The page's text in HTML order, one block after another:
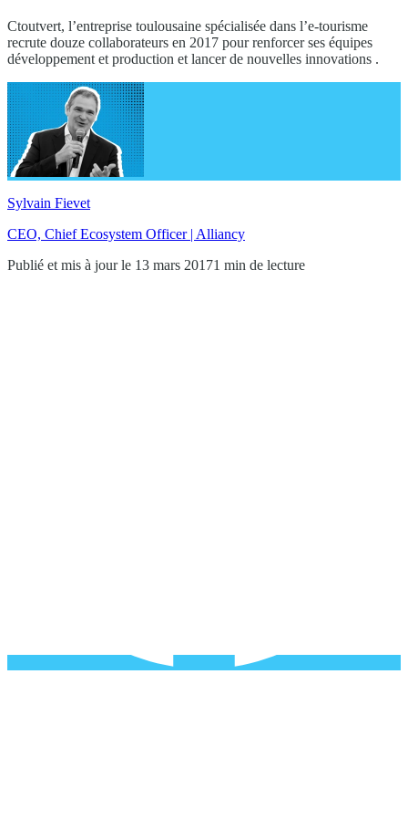
Ctoutvert, l’entreprise toulousaine spécialisée dans l’e-tourisme
recrute douze collaborateurs en 2017 pour renforcer ses équipes
développement et production et lancer de nouvelles innovations .
Sylvain Fievet
CEO, Chief Ecosystem Officer | Alliancy
Publié et mis à jour le 13 mars 20171 min de lecture